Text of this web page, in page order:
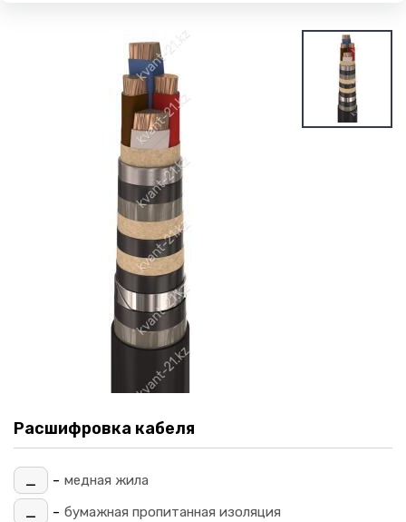
Расшифровка кабеля
_ - медная жила
_
- бумажная пропитанная изоляция